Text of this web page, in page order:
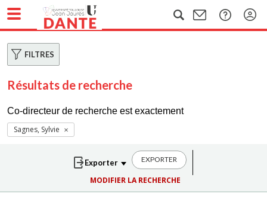
FILTRES
Résultats de recherche
Co-directeur de recherche est exactement
Sagnes, Sylvie
EXPORTER
MODIFIER LA RECHERCHE